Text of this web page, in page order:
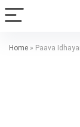
Home » Paava